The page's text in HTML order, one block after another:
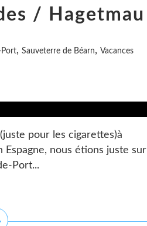
/ Hagetmau
Port, Sauveterre de Béarn, Vacances
pour les cigarettes)à
Espagne, nous étions juste sur
Port...